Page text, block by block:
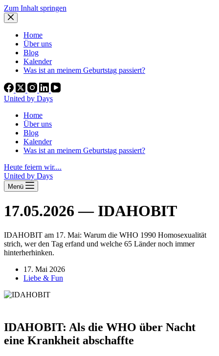
Zum Inhalt springen
Home
Über uns
Blog
Kalender
Was ist an meinem Geburtstag passiert?
United by Days
Home
Über uns
Blog
Kalender
Was ist an meinem Geburtstag passiert?
Heute feiern wir....
United by Days
Menü
17.05.2026 — IDAHOBIT
IDAHOBIT am 17. Mai: Warum die WHO 1990 Homosexualität
strich, wer den Tag erfand und welche 65 Länder noch immer
hinterherhinken.
17. Mai 2026
Liebe & Fun
IDAHOBIT: Als die WHO über Nacht
eine Krankheit abschaffte